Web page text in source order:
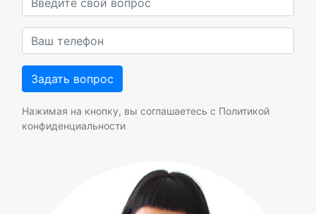
Нажимая на кнопку, вы соглашаетесь с Политикой
конфиденциальности